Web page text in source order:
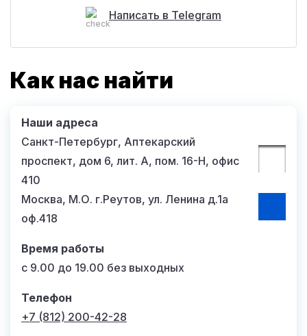
Написать в Telegram
Как нас найти
Наши адреса
Санкт-Петербург, Аптекарский
проспект, дом 6, лит. А, пом. 16-Н, офис
410
Москва, М.О. г.Реутов, ул. Ленина д.1а
оф.418
Время работы
с 9.00 до 19.00 без выходных
Телефон
+7 (812) 200-42-28